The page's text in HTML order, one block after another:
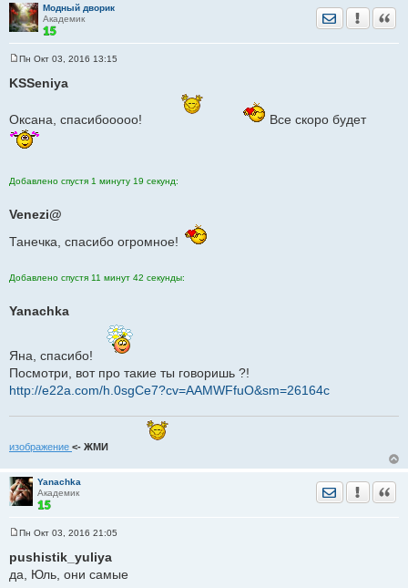
е
Модный дворик
Академик
Отправить
о
о
е
н
и
Пн Окт 03, 2016 13:15
KSSeniya
Оксана, спасибооооо! Все скоро будет
Добавлено спустя 1 минуту 19 секунд:
Venezi@
Танечка, спасибо огромное!
Добавлено спустя 11 минут 42 секунды:
Yanachka
Яна, спасибо!
Посмотри, вот про такие ты говоришь ?!
http://e22a.com/h.0sgCe7?cv=AAMWFfuO&sm=26164c
изображение <- ЖМИ
Yanachka
Академик
Отправить
о
б
Пн Окт 03, 2016 21:05
pushistik_yuliya
да, Юль, они самые